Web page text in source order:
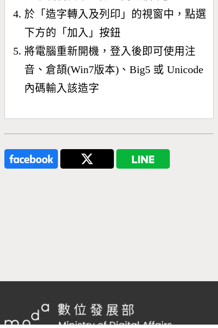
於「造字轉入及列印」的視窗中，點選
下方的「加入」按鈕
將電腦重新開機，登入後即可使用注
音、倉頡(Win7版本)、Big5 或 Unicode
內碼輸入該造字